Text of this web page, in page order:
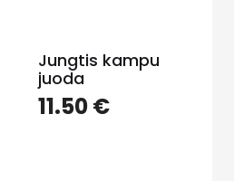
Jungtis kampu
juoda
11.50€